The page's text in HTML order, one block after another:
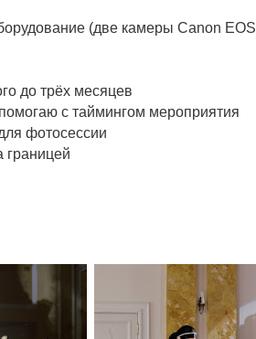
(две камеры Canon EOS
до трёх месяцев
с таймингом мероприятия
фотосессии
границей